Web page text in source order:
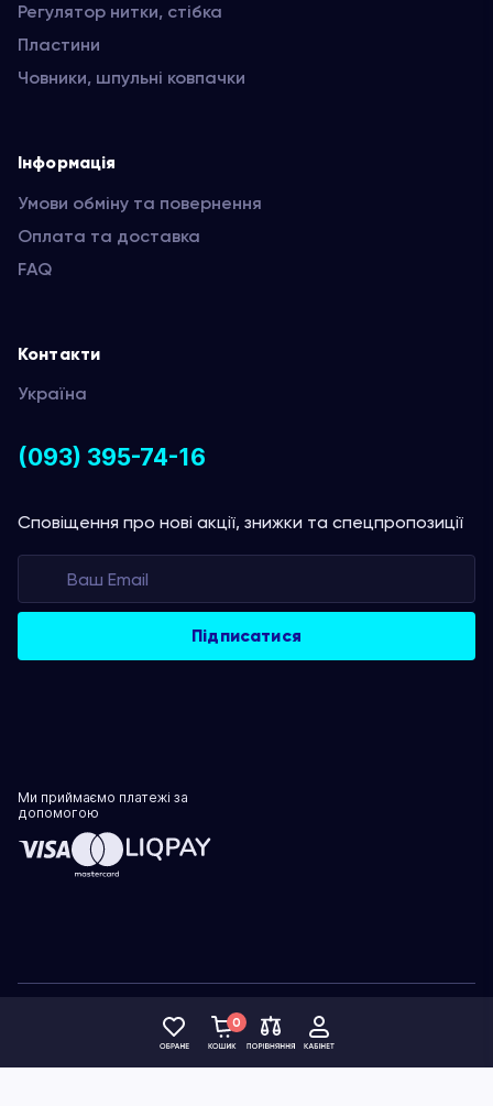
0
Регулятор нитки, стібка
Пластини
Човники, шпульні ковпачки
Інформація
Умови обміну та повернення
Оплата та доставка
FAQ
Контакти
Україна
(093) 395-74-16
Сповіщення про нові акції, знижки та спецпропозиції
Ми приймаємо платежі за
допомогою
Політика конфіденційності